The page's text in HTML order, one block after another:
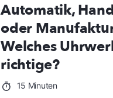
Automatik,
oder
Welches
richtige?
15 Minuten